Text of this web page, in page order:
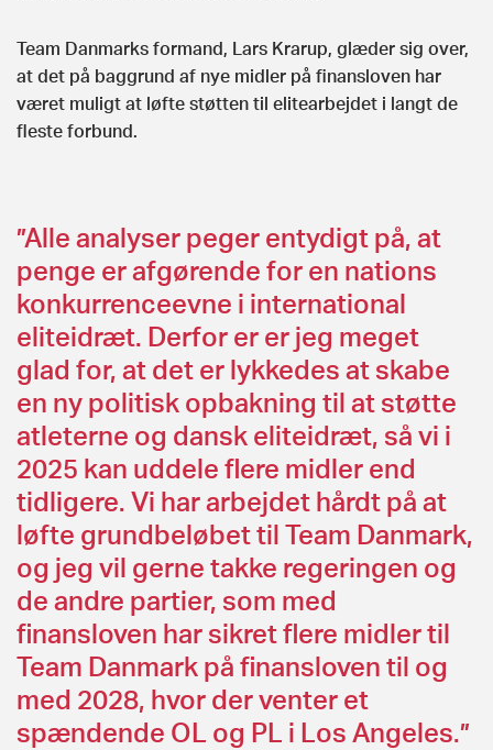
Team Danmarks formand, Lars Krarup, glæder sig over,
at det på baggrund af nye midler på finansloven har
været muligt at løfte støtten til elitearbejdet i langt de
fleste forbund.
”Alle analyser peger entydigt på, at
penge er afgørende for en nations
konkurrenceevne i international
eliteidræt. Derfor er er jeg meget
glad for, at det er lykkedes at skabe
en ny politisk opbakning til at støtte
atleterne og dansk eliteidræt, så vi i
2025 kan uddele flere midler end
tidligere. Vi har arbejdet hårdt på at
løfte grundbeløbet til Team Danmark,
og jeg vil gerne takke regeringen og
de andre partier, som med
finansloven har sikret flere midler til
Team Danmark på finansloven til og
med 2028, hvor der venter et
spændende OL og PL i Los Angeles.”